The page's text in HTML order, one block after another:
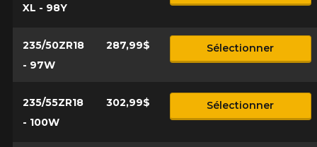
XL - 98Y
235/50ZR18
- 97W
287,99$ Sélectionner
235/55ZR18
- 100W
302,99$ Sélectionner